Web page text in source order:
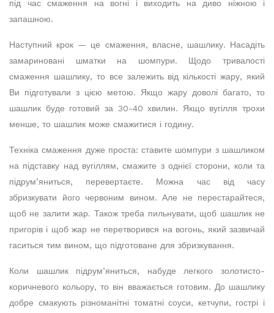
під час смаження на вогні і виходить на диво ніжною і
запашною.
Наступний крок — це смаження, власне, шашлику. Насадіть
замариновані шматки на шомпури. Щодо тривалості
смаження шашлику, то все залежить від кількості жару, який
Ви підготували з цією метою. Якщо жару доволі багато, то
шашлик буде готовий за 30-40 хвилин. Якщо вугілля трохи
менше, то шашлик може смажитися і годину.
Техніка смаження дуже проста: ставите шомпури з шашликом
на підставку над вугіллям, смажите з однієї сторони, коли та
підрум’яниться, перевертаєте. Можна час від часу
збризкувати його червоним вином. Але не перестарайтеся,
щоб не залити жар. Також треба пильнувати, щоб шашлик не
пригорів і щоб жар не перетворився на вогонь, який зазвичай
гаситься тим вином, що підготоване для збризкування.
Коли шашлик підрум’яниться, набуде легкого золотисто-
коричневого кольору, то він вважається готовим. До шашлику
добре смакують різноманітні томатні соуси, кетчупи, гострі і